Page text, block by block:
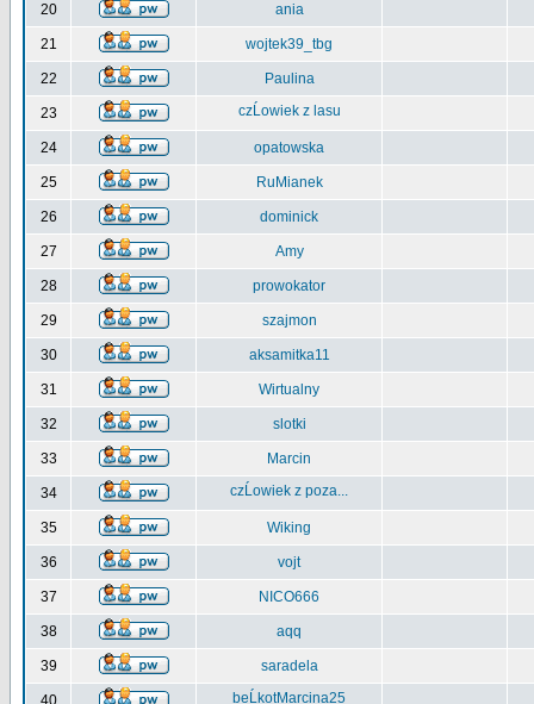
20 ania
21 wojtek39_tbg
22 Paulina
23 czĹowiek z lasu
24 opatowska
25 RuMianek
26 dominick
27 Amy
28 prowokator
29 szajmon
30 aksamitka11
31 Wirtualny
32 slotki
33 Marcin
34 czĹowiek z poza...
35 Wiking
36 vojt
37 NICO666
38 aqq
39 saradela
40 beĹkotMarcina25